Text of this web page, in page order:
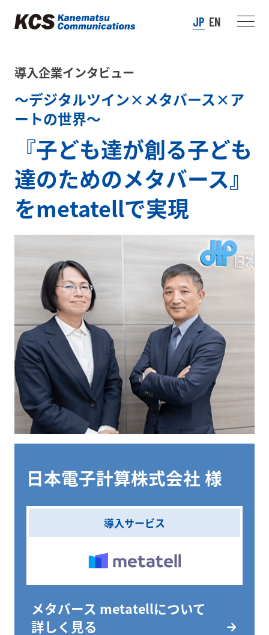
JP EN
導入企業インタビュー
～デジタルツイン×メタバース×ア
ートの世界～
『子ども達が創る子ども
達のためのメタバース』
をmetatellで実現
日本電子計算株式会社 様
導入サービス
メタバース metatellについて
詳しく見る